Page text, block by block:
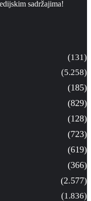
sadržajima!
(131)
(5.258)
(185)
(829)
(128)
(723)
(619)
(366)
(2.577)
(1.836)